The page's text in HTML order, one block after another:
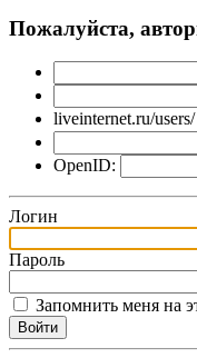
Пожалуйста,
liveinternet.ru/users/
OpenID:
Логин
Пароль
Запомнить меня на